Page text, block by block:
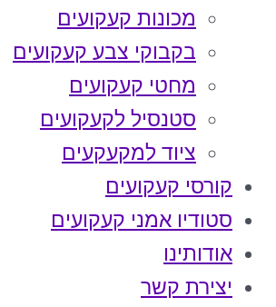
מכונות קעקועים
בקבוקי צבע קעקועים
מחטי קעקועים
סטנסיל לקעקועים
ציוד למקעקעים
קורסי קעקועים
סטודיו אמני קעקועים
אודותינו
יצירת קשר